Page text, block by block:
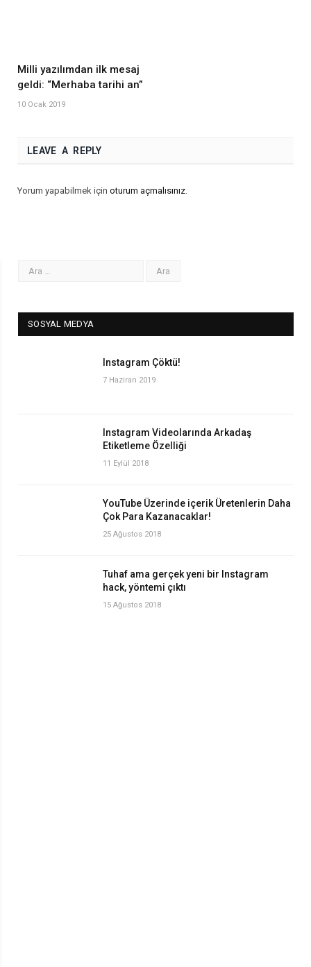
Milli yazılımdan ilk mesaj
geldi: “Merhaba tarihi an”
10 Ocak 2019
LEAVE A REPLY
Yorum yapabilmek için oturum açmalısınız
SOSYAL MEDYA
Instagram Çöktü!
7 Haziran 2019
Instagram Videolarında Arkadaş
Etiketleme Özelliği
11 Eylül 2018
YouTube Üzerinde içerik Üretenlerin Daha
Çok Para Kazanacaklar!
25 Ağustos 2018
Tuhaf ama gerçek yeni bir Instagram
hack, yöntemi çıktı
15 Ağustos 2018